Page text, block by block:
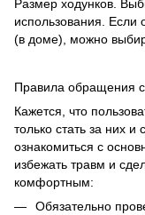
Размер ходунков.
использования.
(в доме), можно
Правила обращения
Кажется, что
только стать за них
ознакомиться с
избежать травм и
комфортным:
Обязательно